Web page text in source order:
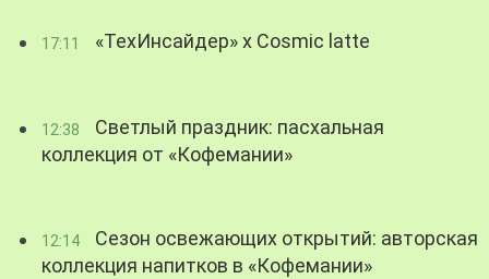
17:11 «ТехИнсайдер» х Cosmic latte
12:38
Светлый праздник: пасхальная
коллекция от «Кофемании»
12:14
Сезон освежающих открытий: авторская
коллекция напитков в «Кофемании»